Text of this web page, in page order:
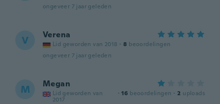
ongeveer 7 jaar geleden
V Verena
Lid geworden van 2018 · 8 beoordelingen
ongeveer 7 jaar geleden
M Megan
Lid geworden van
2017
· 16 beoordelingen · 2 uploads